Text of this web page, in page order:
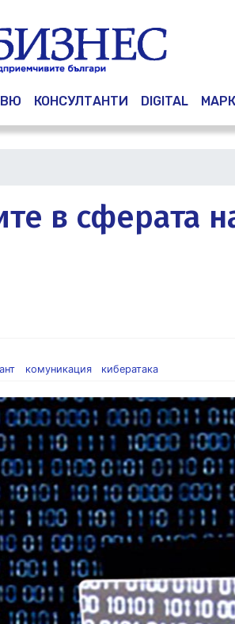
КОНСУЛТАНТИ DIGITAL
в сферата
комуникация кибератака